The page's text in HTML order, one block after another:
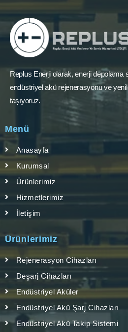
Replus Enerji olarak, enerji depolama
endüstriyel akü rejenerasyonu ve
taşıyoruz.
Menü
Anasayfa
Kurumsal
Ürünlerimiz
Hizmetlerimiz
İletişim
Ürünlerimiz
Rejenerasyon Cihazları
Deşarj Cihazları
Endüstriyel Aküler
Endüstriyel Akü Şarj Cihazları
Endüstriyel Akü Takip Sistemi